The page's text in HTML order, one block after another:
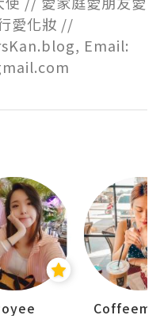
愛化妝 //
Email: